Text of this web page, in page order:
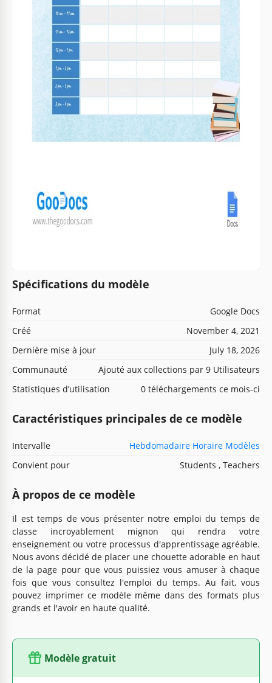
Spécifications du modèle
Format
Google Docs
Créé
November 4, 2021
Dernière mise à jour
July 18, 2026
Communauté
Ajouté aux collections par 9 Utilisateurs
Statistiques d’utilisation
0 téléchargements ce mois-ci
Caractéristiques principales de ce modèle
Intervalle
Hebdomadaire Horaire Modèles
Convient pour
Students , Teachers
À propos de ce modèle
Il est temps de vous présenter notre emploi du temps de
classe incroyablement mignon qui rendra votre
enseignement ou votre processus d'apprentissage agréable.
Nous avons décidé de placer une chouette adorable en haut
de la page pour que vous puissiez vous amuser à chaque
fois que vous consultez l'emploi du temps. Au fait, vous
pouvez imprimer ce modèle même dans des formats plus
grands et l'avoir en haute qualité.
Modèle gratuit